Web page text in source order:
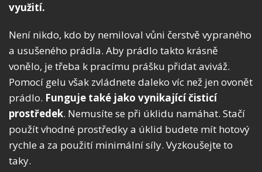
využití.
Není nikdo, kdo by nemiloval vůni čerstvě vypraného
a usušeného prádla. Aby prádlo takto krásně
vonělo, je třeba k pracímu prášku přidat aviváž.
Pomocí gelu však zvládnete daleko víc než jen ovonět
prádlo. Funguje také jako vynikající čisticí
prostředek. Nemusíte se při úklidu namáhat. Stačí
použít vhodné prostředky a úklid budete mít hotový
rychle a za použití minimální síly. Vyzkoušejte to
taky.